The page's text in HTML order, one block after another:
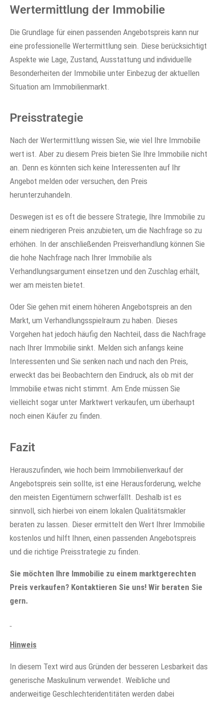
Wertermittlung der Immobilie
Die Grundlage für einen passenden Angebotspreis kann nur
eine professionelle Wertermittlung sein. Diese berücksichtigt
Aspekte wie Lage, Zustand, Ausstattung und individuelle
Besonderheiten der Immobilie unter Einbezug der aktuellen
Situation am Immobilienmarkt.
Preisstrategie
Nach der Wertermittlung wissen Sie, wie viel Ihre Immobilie
wert ist. Aber zu diesem Preis bieten Sie Ihre Immobilie nicht
an. Denn es könnten sich keine Interessenten auf Ihr
Angebot melden oder versuchen, den Preis
herunterzuhandeln.
Deswegen ist es oft die bessere Strategie, Ihre Immobilie zu
einem niedrigeren Preis anzubieten, um die Nachfrage so zu
erhöhen. In der anschließenden Preisverhandlung können Sie
die hohe Nachfrage nach Ihrer Immobilie als
Verhandlungsargument einsetzen und den Zuschlag erhält,
wer am meisten bietet.
Oder Sie gehen mit einem höheren Angebotspreis an den
Markt, um Verhandlungsspielraum zu haben. Dieses
Vorgehen hat jedoch häufig den Nachteil, dass die Nachfrage
nach Ihrer Immobilie sinkt. Melden sich anfangs keine
Interessenten und Sie senken nach und nach den Preis,
erweckt das bei Beobachtern den Eindruck, als ob mit der
Immobilie etwas nicht stimmt. Am Ende müssen Sie
vielleicht sogar unter Marktwert verkaufen, um überhaupt
noch einen Käufer zu finden.
Fazit
Herauszufinden, wie hoch beim Immobilienverkauf der
Angebotspreis sein sollte, ist eine Herausforderung, welche
den meisten Eigentümern schwerfällt. Deshalb ist es
sinnvoll, sich hierbei von einem lokalen Qualitätsmakler
beraten zu lassen. Dieser ermittelt den Wert Ihrer Immobilie
kostenlos und hilft Ihnen, einen passenden Angebotspreis
und die richtige Preisstrategie zu finden.
Sie möchten Ihre Immobilie zu einem marktgerechten
Preis verkaufen? Kontaktieren Sie uns! Wir beraten Sie
gern.
Hinweis
In diesem Text wird aus Gründen der besseren Lesbarkeit das
generische Maskulinum verwendet. Weibliche und
anderweitige Geschlechteridentitäten werden dabei